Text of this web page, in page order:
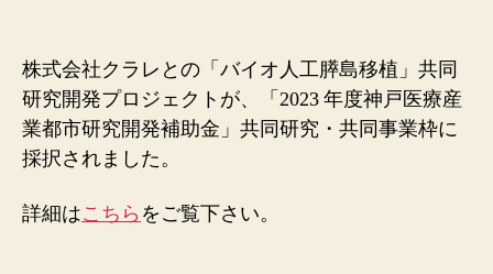
株式会社クラレとの「バイオ人工膵島移植」共同
研究開発プロジェクトが、「2023 年度神戸医療産
業都市研究開発補助金」共同研究・共同事業枠に
採択されました。
詳細はこちら をご覧下さい。